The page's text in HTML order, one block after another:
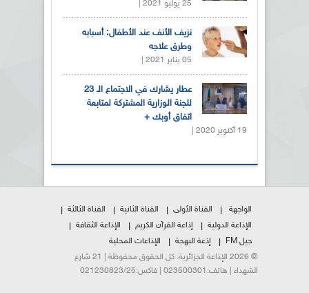
25 يوليو 2021 |
نزيف الأنف عند الأطفال: أسبابه
وطرق علاجه
05 يناير 2021 |
عطار يشارك في الاجتماع الـ 23
للجنة الوزارية المشتركة لمتابعة
اتفاق أوبك +
19 أكتوبر 2020 |
الواجهة القناة الأولى القناة الثانية
القناة الثالثة
الإذاعة الدولية
إذاعة القرآن الكريم
الإذاعة الثقافة
جيل FM
إذعة البهجة
الإذاعات المحلية
© 2026 الإذاعة الجزائرية. كل الحقوق محفوظة | 21 شارع
الشهداء | هاتف:023500301 | فاكس:021230823/25